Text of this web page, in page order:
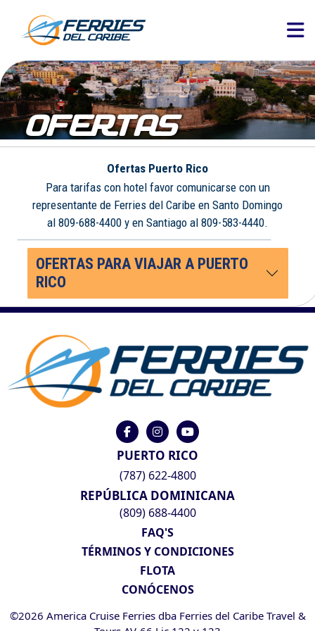
OFERTAS
Ofertas Puerto Rico
Para tarifas con hotel favor comunicarse con un
representante de Ferries del Caribe en Santo Domingo
al 809-688-4400 y en Santiago al 809-583-4440.
OFERTAS PARA VIAJAR A PUERTO
RICO
PUERTO RICO
(787) 622-4800
REPÚBLICA DOMINICANA
(809) 688-4400
FAQ'S
TÉRMINOS Y CONDICIONES
FLOTA
CONÓCENOS
©2026 America Cruise Ferries dba Ferries del Caribe Travel &